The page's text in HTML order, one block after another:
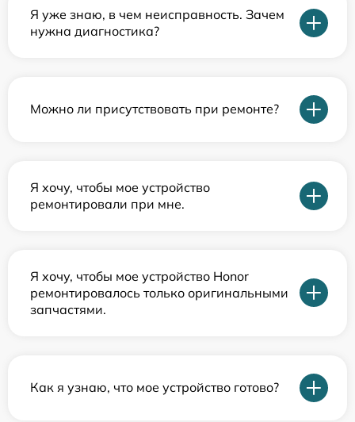
Я уже знаю, в чем неисправность. Зачем
нужна диагностика?
Можно ли присутствовать при ремонте?
Я хочу, чтобы мое устройство
ремонтировали при мне.
Я хочу, чтобы мое устройство Honor
ремонтировалось только оригинальными
запчастями.
Как я узнаю, что мое устройство готово?